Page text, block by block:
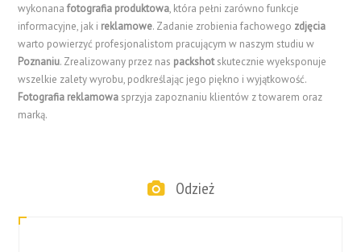
wykonanafotografia produktowa, która pełni zarówno funkcje
informacyjne, jak i reklamowe. Zadanie zrobienia fachowego zdjęcia
warto powierzyć profesjonalistom pracującym w naszym studiu w
Poznaniu. Zrealizowany przez nas packshotskutecznie wyeksponuje
wszelkie zalety wyrobu, podkreślając jego piękno i wyjątkowość.
Fotografia reklamowa sprzyja zapoznaniu klientów z towarem oraz
marką.
Odzież